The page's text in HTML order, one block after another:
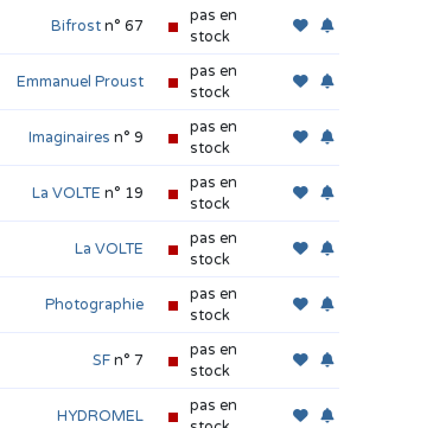
Bifrostn° 67
pas en
stock
Emmanuel Proust
pas en
stock
Imaginaires n° 9
pas en
stock
La VOLTE n° 19
pas en
stock
La VOLTE
pas en
stock
Photographie
pas en
stock
SFn° 7
pas en
stock
HYDROMEL
pas en